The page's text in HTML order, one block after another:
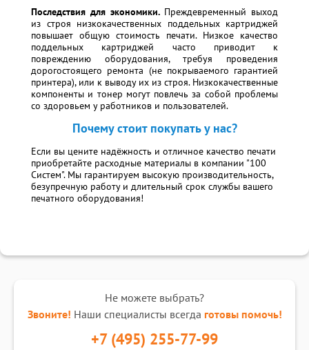
Последствия для экономики.Преждевременный выход
из строя низкокачественных поддельных картриджей
повышает общую стоимость печати. Низкое качество
поддельных картриджей часто приводит к
повреждению оборудования, требуя проведения
дорогостоящего ремонта (не покрываемого гарантией
принтера), или к выводу их из строя. Низкокачественные
компоненты и тонер могут повлечь за собой проблемы
со здоровьем у работников и пользователей.
Почему стоит покупать у нас?
Если вы цените надёжность и отличное качество печати
приобретайте расходные материалы в компании "100
Систем". Мы гарантируем высокую производительность,
безупречную работу и длительный срок службы вашего
печатного оборудования!
Не можете выбрать?
Звоните! Наши специалисты всегда готовы помочь!
+7 (495) 255-77-99